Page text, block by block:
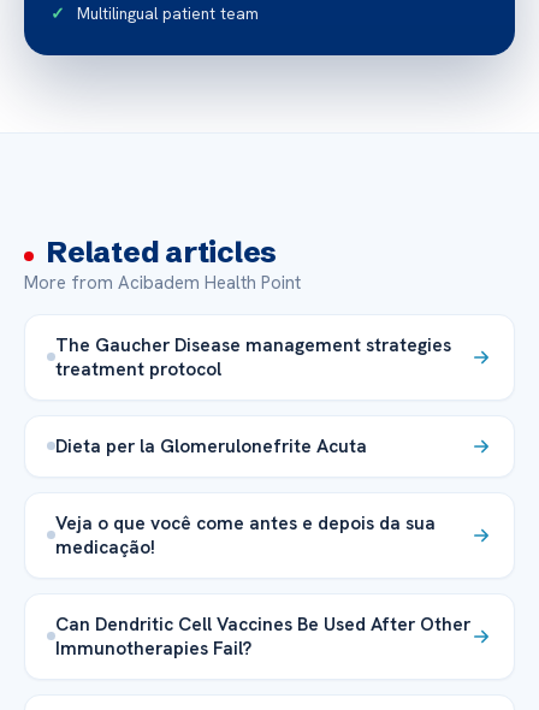
Multilingual patient team
Related articles
More from Acibadem Health Point
The Gaucher Disease management strategies
treatment protocol
Dieta per la Glomerulonefrite Acuta
Veja o que você come antes e depois da sua
medicação!
Can Dendritic Cell Vaccines Be Used After Other
Immunotherapies Fail?